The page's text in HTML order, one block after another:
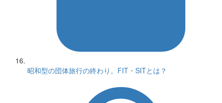
昭和型の団体旅行の終わり。FIT・SITとは？